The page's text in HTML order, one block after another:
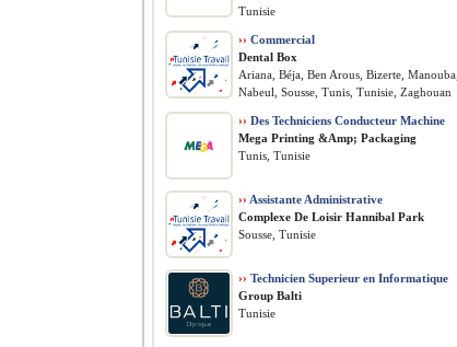
Tunisie
›› Commercial
Dental Box
Ariana, Béja, Ben Arous, Bizerte, Manouba,
Nabeul, Sousse, Tunis, Tunisie, Zaghouan
›› Des Techniciens Conducteur Machine
Mega Printing &Amp; Packaging
Tunis, Tunisie
›› Assistante Administrative
Complexe De Loisir Hannibal Park
Sousse, Tunisie
›› Technicien Superieur en Informatique
Group Balti
Tunisie